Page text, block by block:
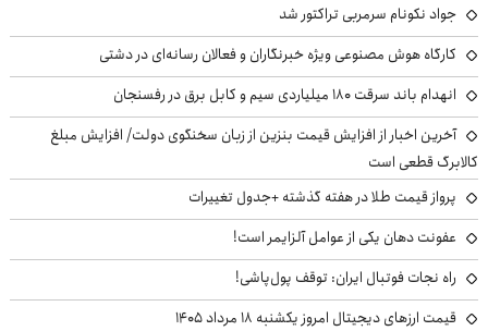
جواد نکونام سرمربی تراکتور شد
کارگاه هوش مصنوعی ویژه خبرنگاران و فعالان رسانه‌ای در دشتی
انهدام باند سرقت ۱۸۰ میلیاردی سیم و کابل برق در رفسنجان
آخرین اخبار از افزایش قیمت بنزین از زبان سخنگوی دولت/ افزایش مبلغ
کالابرگ قطعی است
پرواز قیمت طلا در هفته گذشته +جدول تغییرات
عفونت دهان یکی از عوامل آلزایمر است!
راه نجات فوتبال ایران: توقف پول‌پاشی!
قیمت ارزهای دیجیتال امروز یکشنبه ۱۸ مرداد ۱۴۰۵